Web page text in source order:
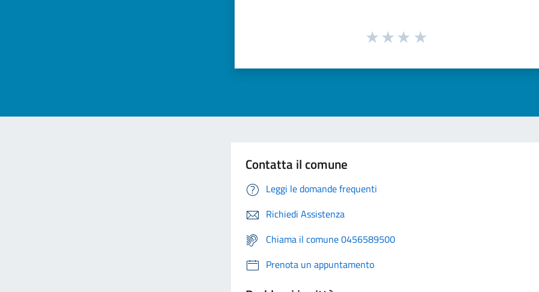
Contatta il comune
Leggi le domande frequenti
Richiedi Assistenza
Chiama il comune 0456589500
Prenota un appuntamento